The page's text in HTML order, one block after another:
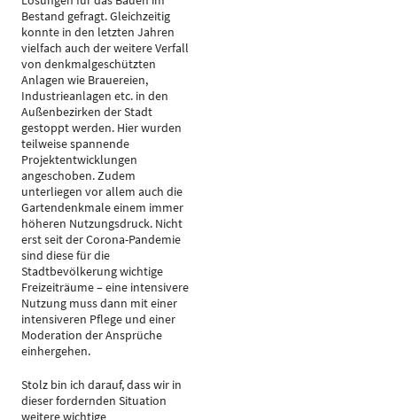
Bestand gefragt. Gleichzeitig
konnte in den letzten Jahren
vielfach auch der weitere Verfall
von denkmalgeschützten
Anlagen wie Brauereien,
Industrieanlagen etc. in den
Außenbezirken der Stadt
gestoppt werden. Hier wurden
teilweise spannende
Projektentwicklungen
angeschoben. Zudem
unterliegen vor allem auch die
Gartendenkmale einem immer
höheren Nutzungsdruck. Nicht
erst seit der Corona-Pandemie
sind diese für die
Stadtbevölkerung wichtige
Freizeiträume – eine intensivere
Nutzung muss dann mit einer
intensiveren Pflege und einer
Moderation der Ansprüche
einhergehen.
Stolz bin ich darauf, dass wir in
dieser fordernden Situation
weitere wichtige